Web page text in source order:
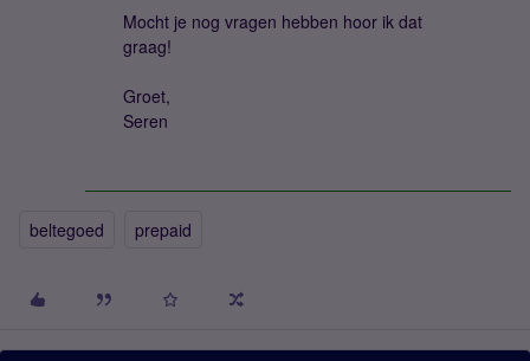
Mocht je nog vragen hebben hoor ik dat
graag!
Groet,
Seren
beltegoed prepaid